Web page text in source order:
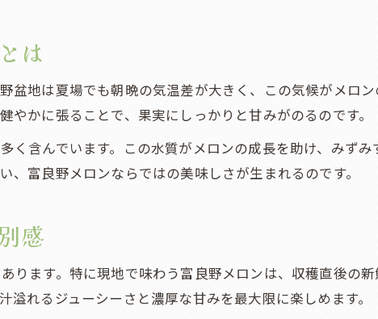
の魅力
ロン実食体験の魅力とは
べ比べ体験の楽しみ方
わう贅沢な実食体験
野メロンの美味しさ
コツ公開
選び方と見極めポイント
ンの賢い選択術を解説
見分け方と保存のコツ
は
盆地は夏場でも朝晩の気温差が大きく、この気候がメロ
かに張ることで、果実にしっかりと甘みがのるのです。
含んでいます。この水質がメロンの成長を助け、みずみ
富良野メロンならではの美味しさが生まれるのです。
感
ます。特に現地で味わう富良野メロンは、収穫直後の
れるジューシーさと濃厚な甘みを最大限に楽しめます。